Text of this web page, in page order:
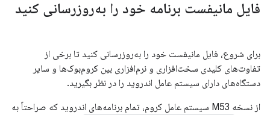
فایل مانیفست برنامه خود را به‌روزرسانی کنید
برای شروع، فایل مانیفست خود را به‌روزرسانی کنید تا برخی از
تفاوت‌های کلیدی سخت‌افزاری و نرم‌افزاری بین کروم‌بوک‌ها و سایر
دستگاه‌های دارای سیستم عامل اندروید را در نظر بگیرید.
از نسخه M53 سیستم عامل کروم، تمام برنامه‌های اندروید که صراحتاً به